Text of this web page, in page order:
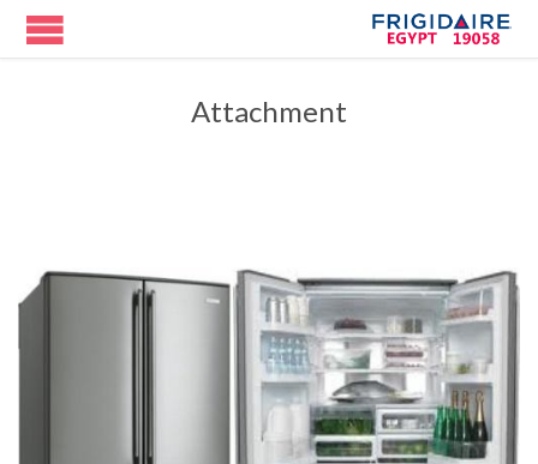
Attachment